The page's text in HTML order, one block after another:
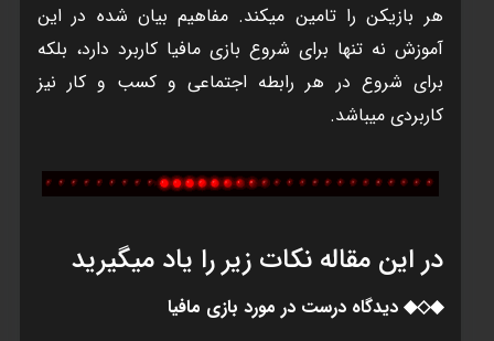
هر بازيکن را تامين ميکند. مفاهيم بيان شده در اين
آموزش نه تنها برای شروع بازی مافيا کاربرد دارد، بلکه
برای شروع در هر رابطه اجتماعی و کسب و کار نيز
کاربردی ميباشد.
در اين مقاله نکات زير را ياد ميگيريد
◆◇◆ ديدگاه درست در مورد بازی مافيا